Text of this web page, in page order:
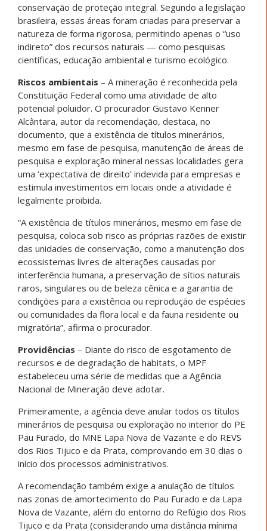
conservação de proteção integral. Segundo a legislação
brasileira, essas áreas foram criadas para preservar a
natureza de forma rigorosa, permitindo apenas o “uso
indireto” dos recursos naturais — como pesquisas
científicas, educação ambiental e turismo ecológico.
Riscos ambientais – A mineração é reconhecida pela
Constituição Federal como uma atividade de alto
potencial poluidor. O procurador Gustavo Kenner
Alcântara, autor da recomendação, destaca, no
documento, que a existência de títulos minerários,
mesmo em fase de pesquisa, manutenção de áreas de
pesquisa e exploração mineral nessas localidades gera
uma ‘expectativa de direito’ indevida para empresas e
estimula investimentos em locais onde a atividade é
legalmente proibida.
“A existência de títulos minerários, mesmo em fase de
pesquisa, coloca sob risco as próprias razões de existir
das unidades de conservação, como a manutenção dos
ecossistemas livres de alterações causadas por
interferência humana, a preservação de sítios naturais
raros, singulares ou de beleza cênica e a garantia de
condições para a existência ou reprodução de espécies
ou comunidades da flora local e da fauna residente ou
migratória”, afirma o procurador.
Providências – Diante do risco de esgotamento de
recursos e de degradação de habitats, o MPF
estabeleceu uma série de medidas que a Agência
Nacional de Mineração deve adotar.
Primeiramente, a agência deve anular todos os títulos
minerários de pesquisa ou exploração no interior do PE
Pau Furado, do MNE Lapa Nova de Vazante e do REVS
dos Rios Tijuco e da Prata, comprovando em 30 dias o
início dos processos administrativos.
A recomendação também exige a anulação de títulos
nas zonas de amortecimento do Pau Furado e da Lapa
Nova de Vazante, além do entorno do Refúgio dos Rios
Tijuco e da Prata (considerando uma distância mínima